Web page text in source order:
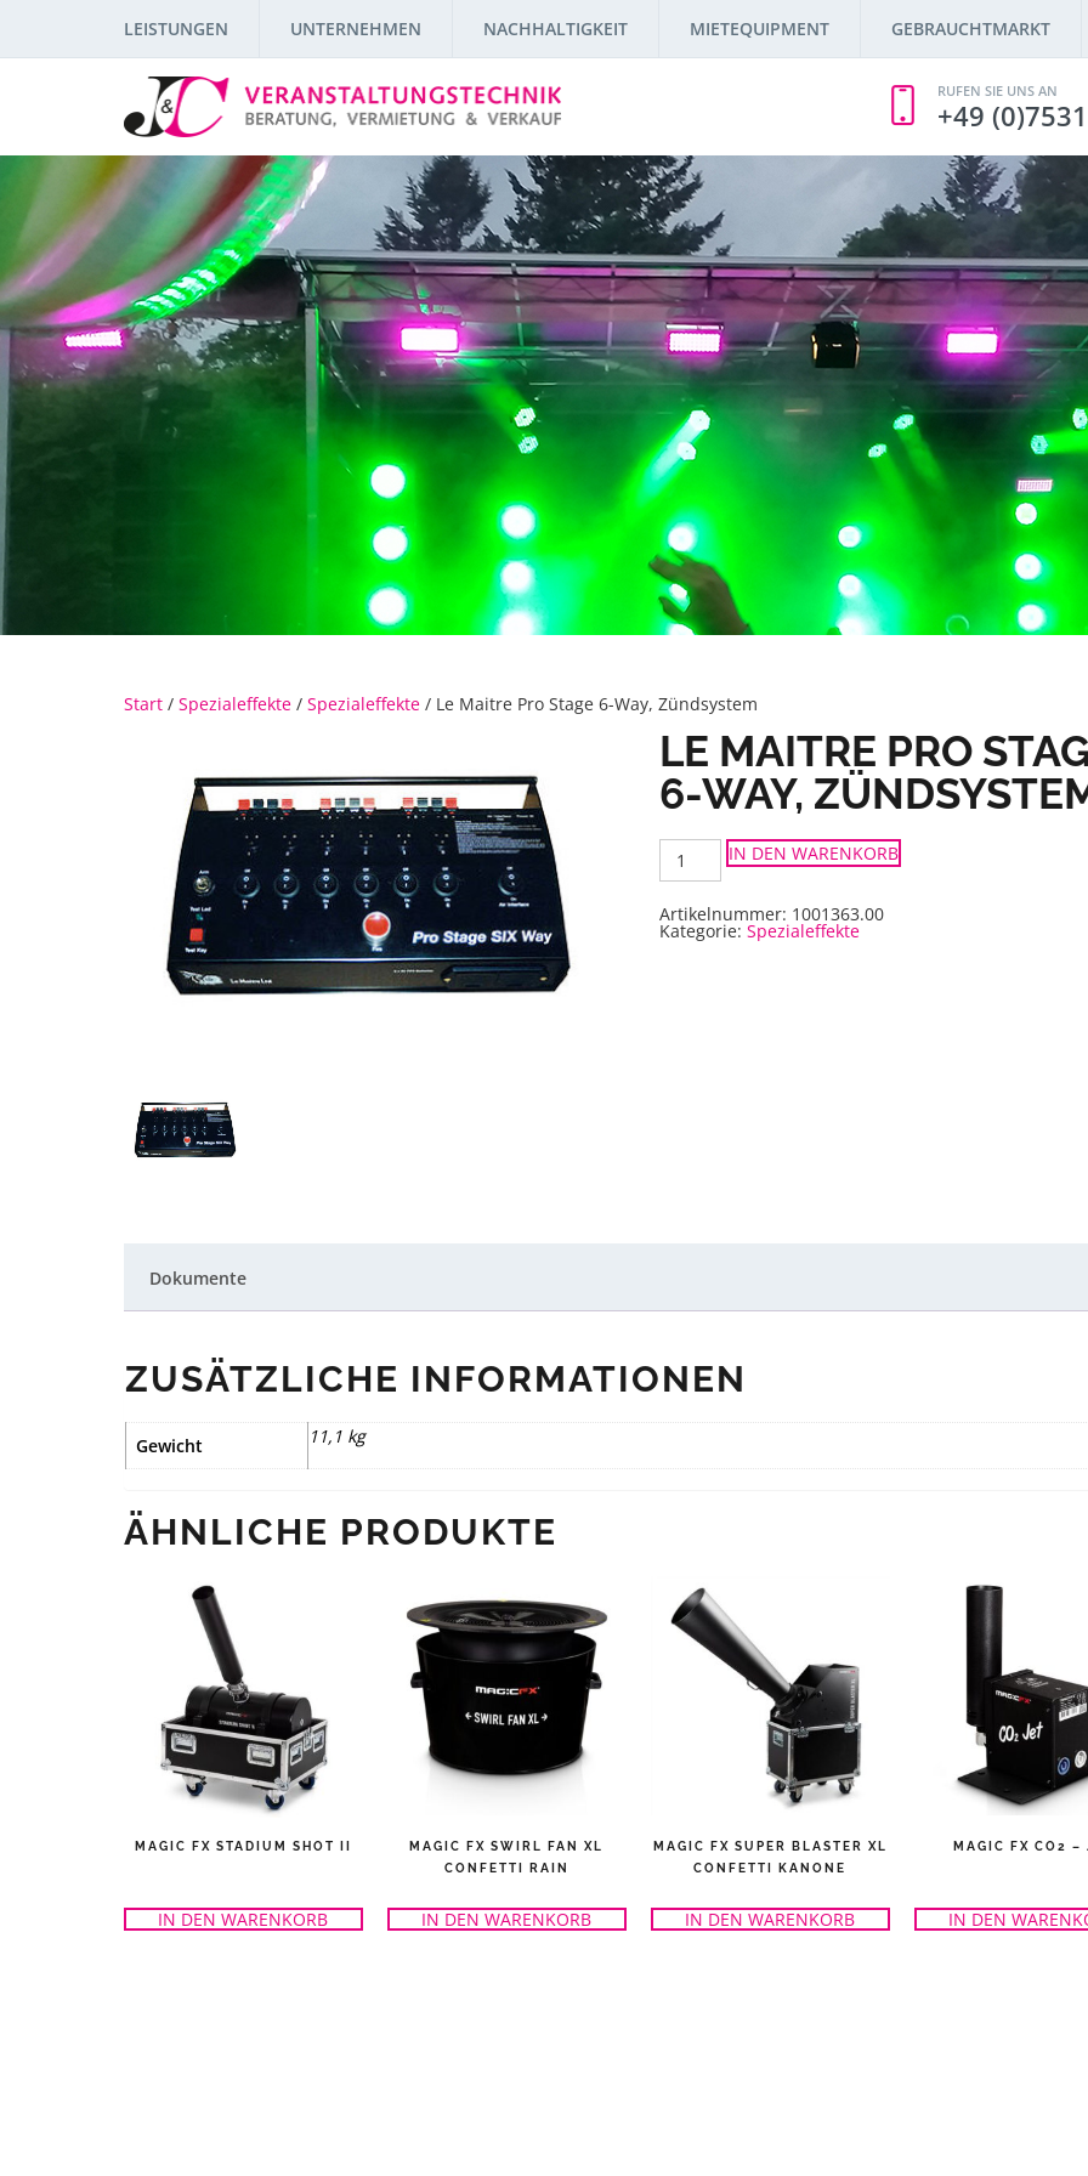
LEISTUNGEN UNTERNEHMEN NACHHALTIGKEIT MIETEQUIPMENT GEBRAUCHTMARKT
RUFEN SIE UNS AN
+49
Start / Spezialeffekte / Spezialeffekte / Le Maitre Pro Stage 6-Way, Zündsystem
LE MAITRE PRO
6-WAY,
Le
Maitre
Pro
6-
Way,
Zündsystem
IN DEN WARENKORB
Artikelnummer: 1001363.00
Kategorie: Spezialeffekte
Dokumente
ZUSÄTZLICHE INFORMATIONEN
Gewicht 11,1 kg
ÄHNLICHE PRODUKTE
MAGIC FX STADIUM SHOT II
IN DEN WARENKORB
MAGIC FX SWIRL FAN XL
CONFETTI RAIN
IN DEN WARENKORB
MAGIC FX SUPER BLASTER XL
CONFETTI KANONE
IN DEN WARENKORB
MAGIC FX CO2 –
IN DEN